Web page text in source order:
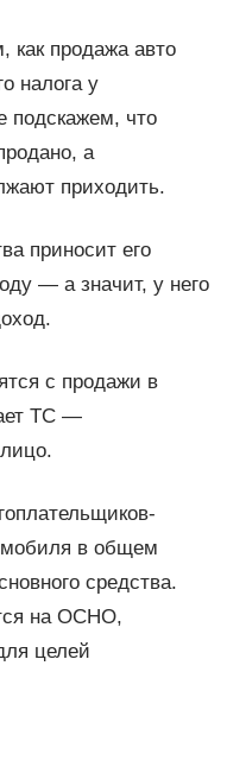
как продажа авто
налога у
подскажем, что
а
приходить.
приносит его
— а значит, у него
с продажи в
ТС —
в общем
средства.
на ОСНО,
целей